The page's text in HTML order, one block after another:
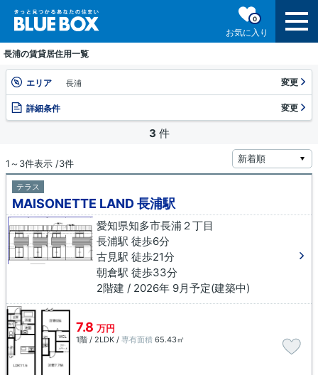
お気に入り
0
長浦の賃貸居住用一覧
エリア 長浦 変更
詳細条件 変更
3 件
1～3件表示 /3件
テラス
MAISONETTE LAND 長浦駅
愛知県知多市長浦２丁目
長浦駅 徒歩6分
古見駅 徒歩21分
朝倉駅 徒歩33分
2階建 / 2026年 9月予定(建築中)
7.8 万円
1階 / 2LDK / 専有面積 65.43㎡